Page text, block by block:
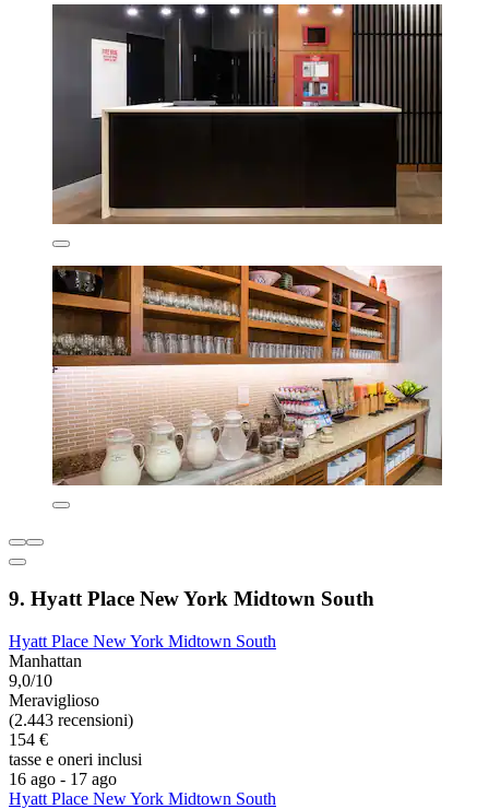
9. Hyatt Place New York Midtown South
Hyatt Place New York Midtown South
Manhattan
9,0/10
Meraviglioso
(2.443 recensioni)
154 €
tasse e oneri inclusi
16 ago - 17 ago
Hyatt Place New York Midtown South